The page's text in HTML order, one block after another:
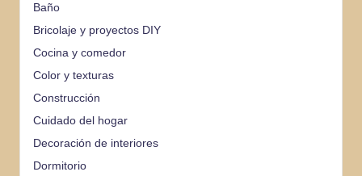
Baño
Bricolaje y proyectos DIY
Cocina y comedor
Color y texturas
Construcción
Cuidado del hogar
Decoración de interiores
Dormitorio